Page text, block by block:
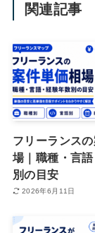
関連記事
フリーランス
場｜職種・言
別の目安
2026年6月11日